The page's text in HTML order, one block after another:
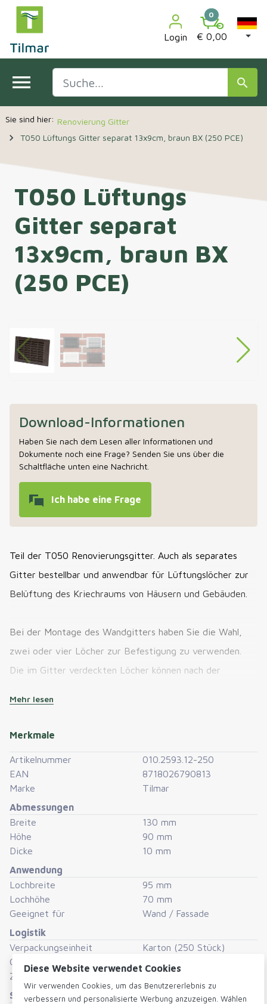
Login
0
€ 0,00
menu search
Renovierung Gitter
navigate_next T050 Lüftungs Gitter separat 13x9cm, braun BX (250 PCE)
T050 Lüftungs
Gitter separat
13x9cm, braun BX
(250 PCE)

Download-Informationen
Haben Sie nach dem Lesen aller Informationen und
Dokumente noch eine Frage? Senden Sie uns über die
Schaltfläche unten eine Nachricht.
Ich habe eine Frage
Teil der T050 Renovierungsgitter. Auch als separates
Gitter bestellbar und anwendbar für Lüftungslöcher zur
Belüftung des Kriechraums von Häusern und Gebäuden.
Bei der Montage des Wandgitters haben Sie die Wahl,
zwei oder vier Löcher zur Befestigung zu verwenden.
Die im Gitter verdeckten Löcher können nach der
ABS-Kunststoff gefertigt sind, können sie auch verklebt
Polymerkleber erfolgen.
Diese Renovierungsgitter sind pro 250 Stück in einer Box
verpackt, können aber einzeln bestellt werden.
Mehr lesen
Merkmale
Artikelnummer
010.2593.12-250
EAN
8718026790813
Marke
Tilmar
Abmessungen
Breite
130 mm
Höhe
90 mm
Dicke
10 mm
Anwendung
Lochbreite
95 mm
Lochhöhe
70 mm
Geeignet für
Wand / Fassade
Logistik
Verpackungseinheit
Karton (250 Stück)
Gewicht
Zollnummer
Sonstiges
Diese Website verwendet Cookies
Wir verwenden Cookies, um das Benutzererlebnis zu
verbessern und personalisierte Werbung anzuzeigen. Wählen